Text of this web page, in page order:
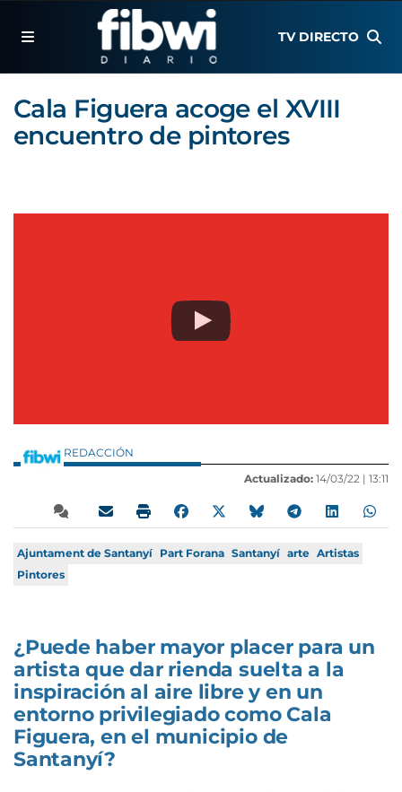
TV DIRECTO
Cala Figuera acoge el XVIII
encuentro de pintores
REDACCIÓN
Actualizado: 14/03/22 | 13:11
Ajuntament de Santanyí Part Forana Santanyí arte Artistas
Pintores
¿Puede haber mayor placer para un
artista que dar rienda suelta a la
inspiración al aire libre y en un
entorno privilegiado como Cala
Figuera, en el municipio de
Santanyí?